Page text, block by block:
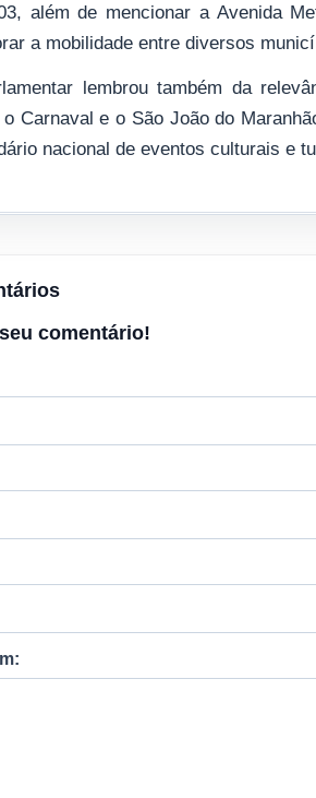
além de mencionar a Avenida
a mobilidade entre diversos
lembrou também da
Carnaval e o São João do
nacional de eventos culturais e
comentário!